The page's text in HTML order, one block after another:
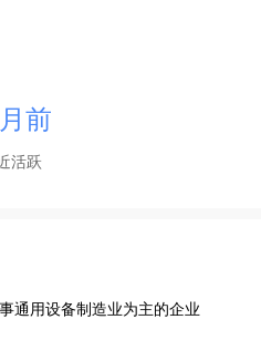
前
活跃
通用设备制造业为主的企业